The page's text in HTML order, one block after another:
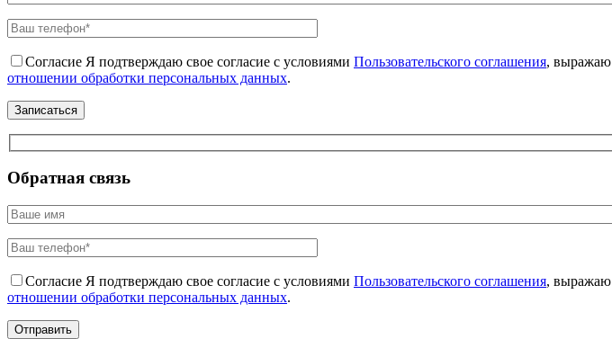
Согласие Я подтверждаю свое согласие с условиями Пользовательского соглашения, выражаю
отношении обработки персональных данных.
Обратная связь
Согласие Я подтверждаю свое согласие с условиями Пользовательского соглашения, выражаю
отношении обработки персональных данных.